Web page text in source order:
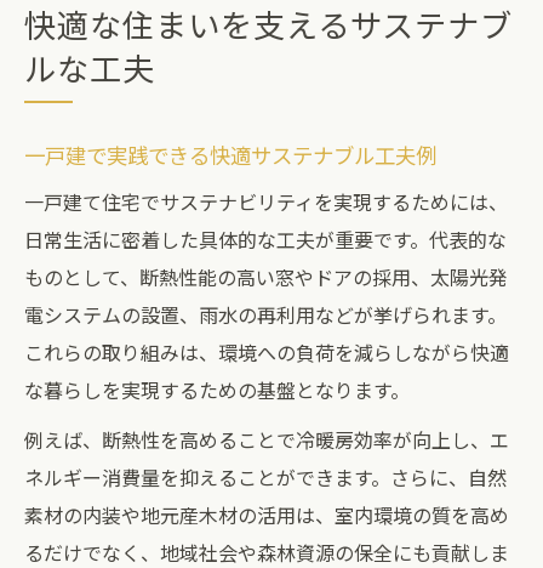
快適な住まいを支えるサステナブ
ルな工夫
一戸建で実践できる快適サステナブル工夫例
一戸建て住宅でサステナビリティを実現するためには、
日常生活に密着した具体的な工夫が重要です。代表的な
ものとして、断熱性能の高い窓やドアの採用、太陽光発
電システムの設置、雨水の再利用などが挙げられます。
これらの取り組みは、環境への負荷を減らしながら快適
な暮らしを実現するための基盤となります。
例えば、断熱性を高めることで冷暖房効率が向上し、エ
ネルギー消費量を抑えることができます。さらに、自然
素材の内装や地元産木材の活用は、室内環境の質を高め
るだけでなく、地域社会や森林資源の保全にも貢献しま